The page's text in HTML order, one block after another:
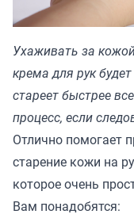
Ухаживать за
крема для рук
стареет быстрее
процесс, если
Отлично помогает
старение кожи на
которое очень
Вам понадобятся: